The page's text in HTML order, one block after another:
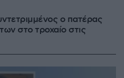
ο πατέρας
στο τροχαίο στις